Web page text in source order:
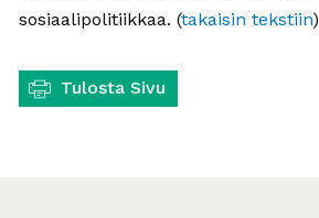
sosiaalipolitiikkaa. (takaisin tekstiin)
Tulosta Sivu